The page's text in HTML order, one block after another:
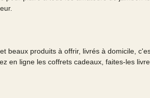
beaux produits à offrir, livrés à domicile,
en ligne les coffrets cadeaux, faites-les